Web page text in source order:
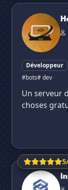
HostInformation
Développeur
#bots# dev
Un serveur
choses
InnovaHost